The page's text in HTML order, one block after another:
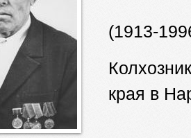
(1913-
края в